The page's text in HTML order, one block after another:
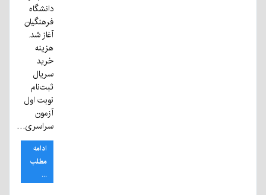
دانشگاه
فرهنگیان
آغاز شد.
هزینه
خرید
سریال
ثبت‌نام
نوبت اول
آزمون
سراسری…
ادامه
مطلب
...